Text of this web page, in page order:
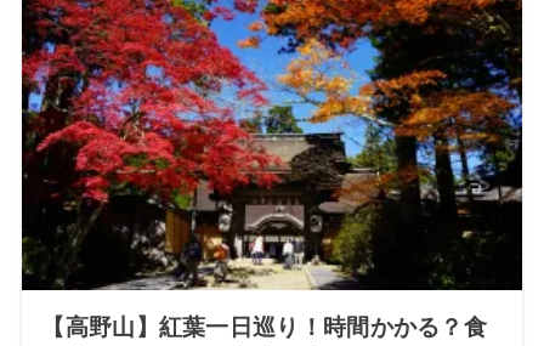
【高野山】紅葉一日巡り！時間かかる？食